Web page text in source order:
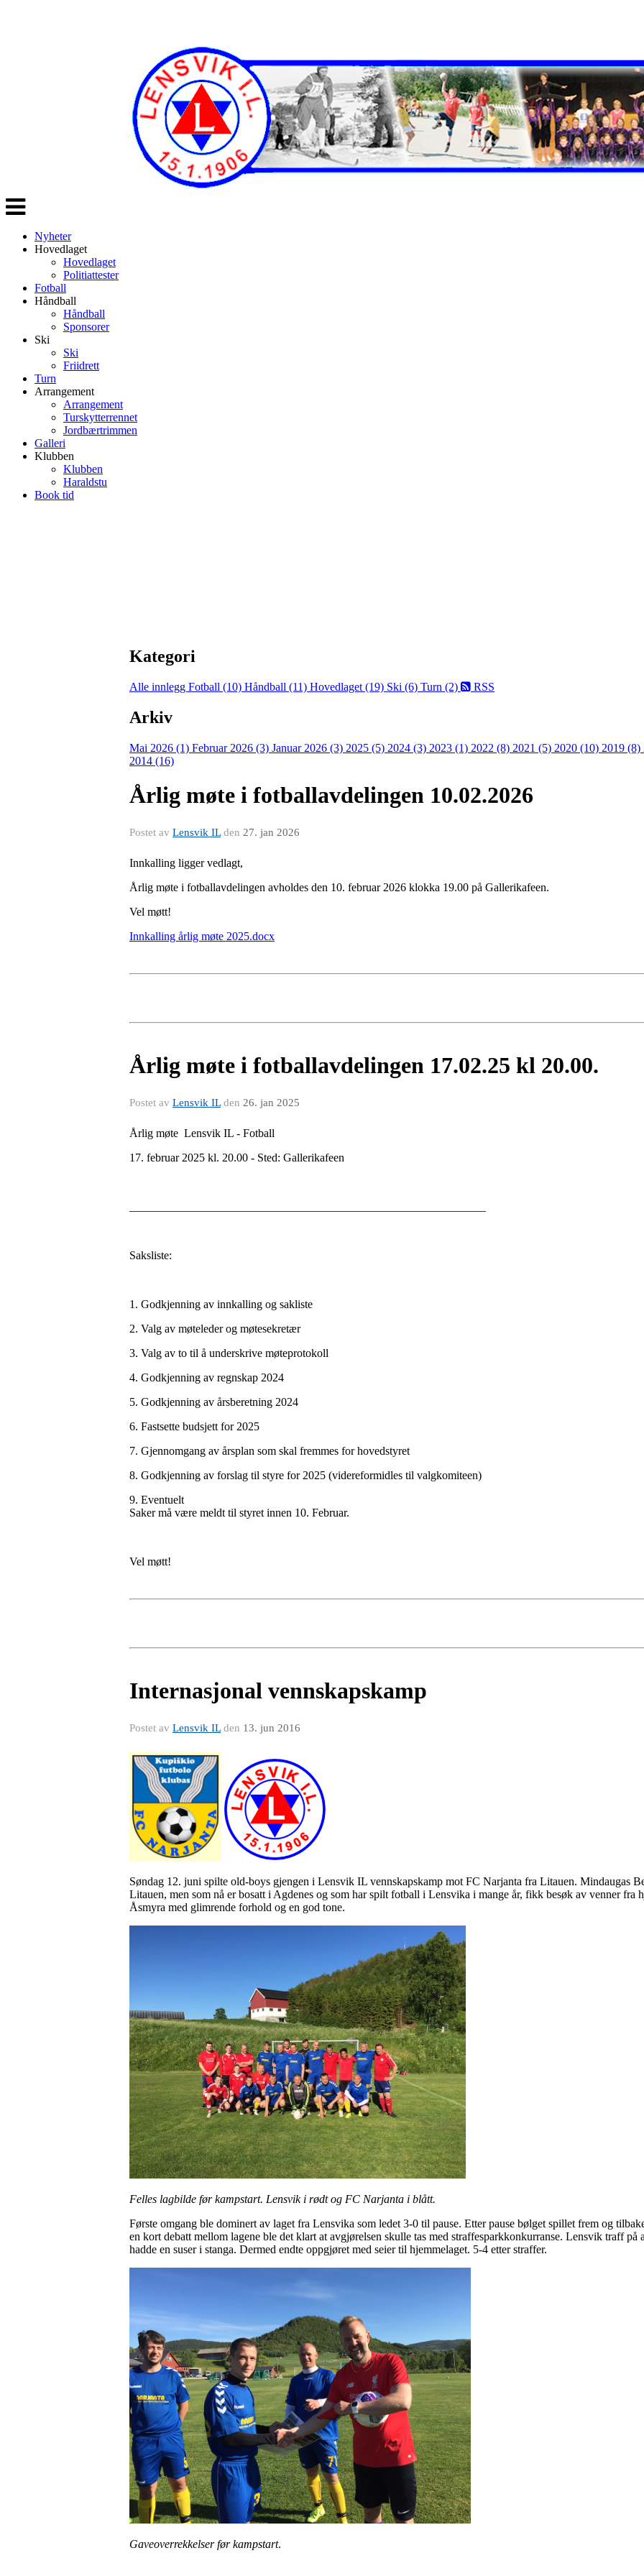
Veksle
navigasjon
Nyheter
Hovedlaget
Hovedlaget
Politiattester
Fotball
Håndball
Håndball
Sponsorer
Ski
Ski
Friidrett
Turn
Arrangement
Arrangement
Turskytterrennet
Jordbærtrimmen
Galleri
Klubben
Klubben
Haraldstu
Book tid
Kategori
Alle innlegg Fotball (10) Håndball (11) Hovedlaget (19) Ski (6) Turn (2) RSS
Arkiv
Mai 2026 (1) Februar 2026 (3) Januar 2026 (3) 2025 (5) 2024 (3) 2023 (1) 2022 (8) 2021 (5) 2020 (10) 2019 (8)
2014 (16)
Årlig møte i fotballavdelingen 10.02.2026
Postet av Lensvik ILden 27. jan 2026
Innkalling ligger vedlagt,
Årlig møte i fotballavdelingen avholdes den 10. februar 2026 klokka 19.00 på Gallerikafeen.
Vel møtt!
Innkalling årlig møte 2025.docx
Årlig møte i fotballavdelingen 17.02.25 kl 20.00.
Postet av Lensvik ILden 26. jan 2025
Årlig møte Lensvik IL - Fotball
17. februar 2025 kl. 20.00 - Sted: Gallerikafeen
Saksliste:
1. Godkjenning av innkalling og sakliste
2. Valg av møteleder og møtesekretær
3. Valg av to til å underskrive møteprotokoll
4. Godkjenning av regnskap 2024
5. Godkjenning av årsberetning 2024
6. Fastsette budsjett for 2025
7. Gjennomgang av årsplan som skal fremmes for hovedstyret
8. Godkjenning av forslag til styre for 2025 (videreformidles til valgkomiteen)
9. Eventuelt
Saker må være meldt til styret innen 10. Februar.
Vel møtt!
Internasjonal vennskapskamp
Postet av Lensvik ILden 13. jun 2016
Søndag 12. juni spilte old-boys gjengen i Lensvik IL vennskapskamp mot FC Narjanta fra Litauen. Mindaugas
Litauen, men som nå er bosatt i Agdenes og som har spilt fotball i Lensvika i mange år, fikk besøk av venner fra
Åsmyra med glimrende forhold og en god tone.
Felles lagbilde før kampstart. Lensvik i rødt og FC Narjanta i blått.
Første omgang ble dominert av laget fra Lensvika som ledet 3-0 til pause. Etter pause bølget spillet frem og
en kort debatt mellom lagene ble det klart at avgjørelsen skulle tas med straffesparkkonkurranse. Lensvik traff på
hadde en suser i stanga. Dermed endte oppgjøret med seier til hjemmelaget. 5-4 etter straffer.
Gaveoverrekkelser før kampstart.